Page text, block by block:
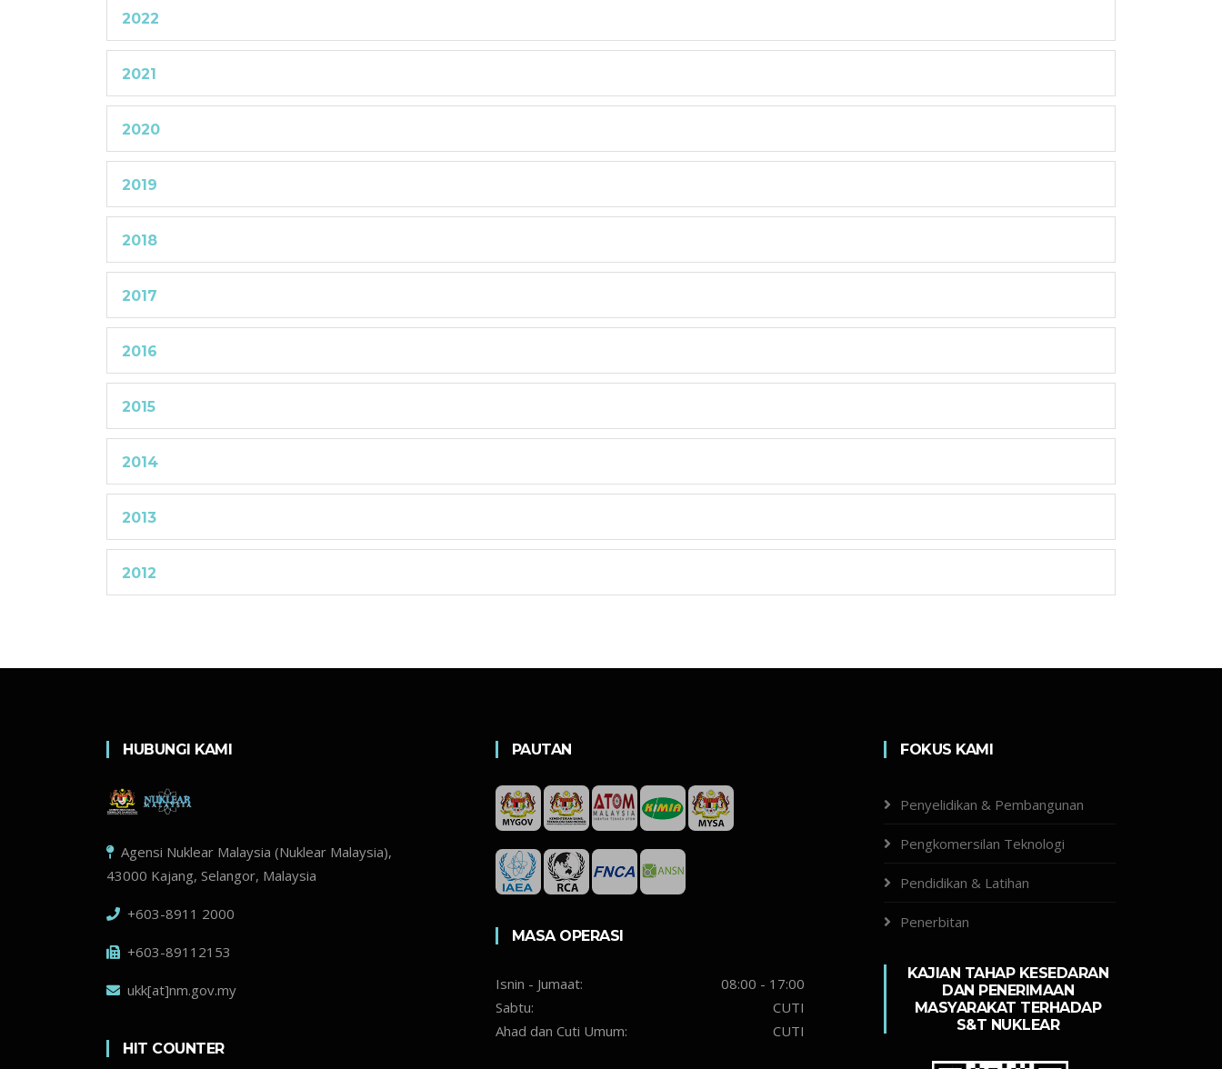
2022
2021
2020
2019
2018
2017
2016
2015
2014
2013
2012
HUBUNGI KAMI
Agensi Nuklear Malaysia (Nuklear Malaysia),
43000 Kajang, Selangor, Malaysia
+603-8911 2000
+603-89112153
ukk[at]nm.gov.my
HIT COUNTER
PAUTAN
MASA OPERASI
Isnin - Jumaat:
08:00 - 17:00
Sabtu:
CUTI
Ahad dan Cuti Umum:
CUTI
FOKUS KAMI
Penyelidikan & Pembangunan
Pengkomersilan Teknologi
Pendidikan & Latihan
Penerbitan
KAJIAN TAHAP KESEDARAN
DAN PENERIMAAN
MASYARAKAT TERHADAP
S&T NUKLEAR